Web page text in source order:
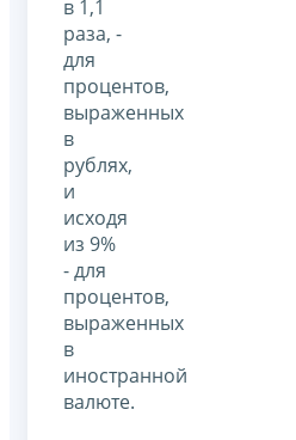
в 1,1
раза, -
для
процентов,
выраженных
в
рублях,
и
исходя
из 9%
- для
процентов,
выраженных
в
иностранной
валюте.